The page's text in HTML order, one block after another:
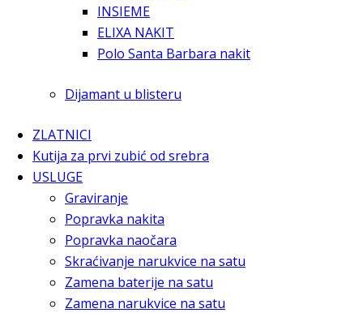
INSIEME
ELIXA NAKIT
Polo Santa Barbara nakit
Dijamant u blisteru
ZLATNICI
Kutija za prvi zubić od srebra
USLUGE
Graviranje
Popravka nakita
Popravka naočara
Skraćivanje narukvice na satu
Zamena baterije na satu
Zamena narukvice na satu